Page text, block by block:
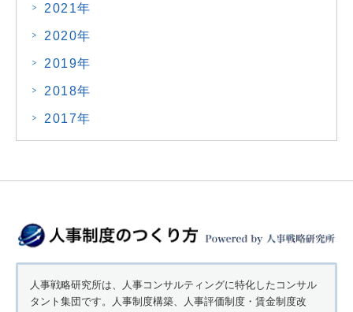
2021年
2020年
2019年
2018年
2017年
人事戦略研究所は、人事コンサルティングに特化したコンサル
タント集団です。人事制度構築、人事評価制度・賃金制度改